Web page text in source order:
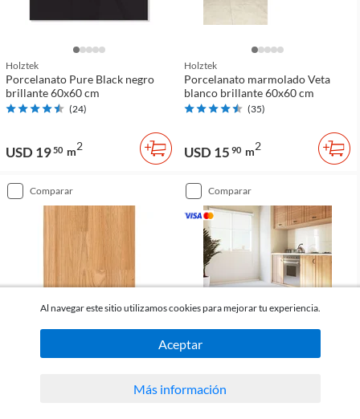
Holztek
Porcelanato Pure Black negro
brillante 60x60 cm
(24)
USD 19 50 m2
Holztek
Porcelanato marmolado Veta
blanco brillante 60x60 cm
(35)
USD 15 90 m2
comparar
Piso flotante símil madera 6 mm
comparar
Porcelanato blanco brillante
Al navegar este sitio utilizamos cookies para mejorar tu experiencia.
Aceptar
Más información